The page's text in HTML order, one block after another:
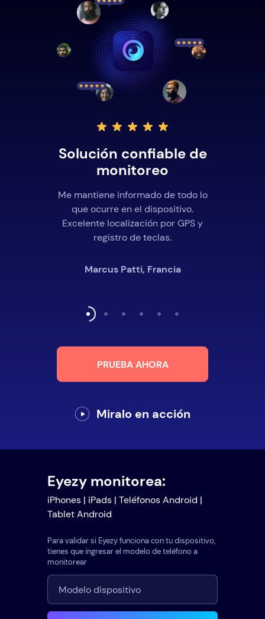
Solución confiable de
monitoreo
Me mantiene informado de todo lo
que ocurre en el dispositivo.
Excelente localización por GPS y
registro de teclas.
Marcus Patti, Francia
PRUEBA AHORA
Miralo en acción
Eyezy monitorea:
iPhones | iPads | Teléfonos Android |
Tablet Android
Para validar si Eyezy funciona con tu dispositivo,
tienes que ingresar el modelo de teléfono a
monitorear